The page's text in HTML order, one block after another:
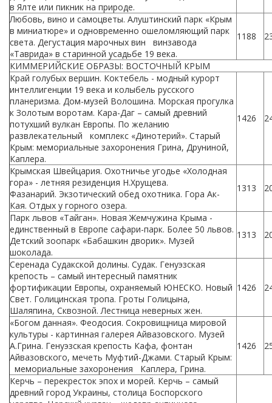
в Ялте или пикник на природе.
Любовь, вино и самоцветы. Алуштинский парк «Крым
в миниатюре» и одновременно ошеломляющий парк
света. Дегустация марочных вин винзавода
«Таврида» в старинной усадьбе 19 века.
1188
КИММЕРИЙСКИЕ ОБРАЗЫ: ВОСТОЧНЫЙ КРЫМ
Край голубых вершин. Коктебель - модный курорт
интеллигенции 19 века и колыбель русского
планеризма. Дом-музей Волошина. Морская прогулка
к Золотым воротам. Кара-Даг – самый древний
потухший вулкан Европы. По желанию
развлекательный комплекс «Динотерий». Старый
Крым: мемориальные захоронения Грина, Друниной,
Каплера.
1426
Крымская Швейцария. Охотничье угодье «Холодная
гора» - летняя резиденция Н.Хрущева.
Фазанарий. Экзотический обед охотника. Гора Ак-
Кая. Отдых у горного озера.
1313
Парк львов «Тайган». Новая Жемчужина Крыма -
единственный в Европе сафари-парк. Более 50 львов.
Детский зоопарк «Бабашкин дворик». Музей
шоколада.
1313
Серенада Судакской долины. Судак. Генуэзская
крепость – самый интересный памятник
фортификации Европы, охраняемый ЮНЕСКО. Новый
Свет. Голицинская тропа. Гроты Голицына,
Шаляпина, Сквозной. Лестница неверных жен.
1426
«Богом данная». Феодосия. Сокровищница мировой
культуры - картинная галерея Айвазовского. Музей
А.Грина. Генуэзская крепость Кафа, фонтан
Айвазовского, мечеть Муфтий-Джами. Старый Крым:
мемориальные захоронения Каплера, Грина.
1426
Керчь – перекресток эпох и морей. Керчь – самый
древний город Украины, столица Боспорского